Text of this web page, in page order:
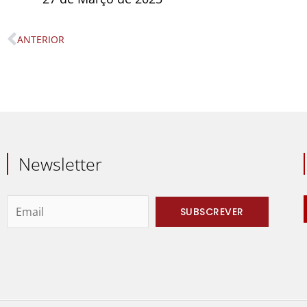
Prev
ANTERIOR
Newsletter